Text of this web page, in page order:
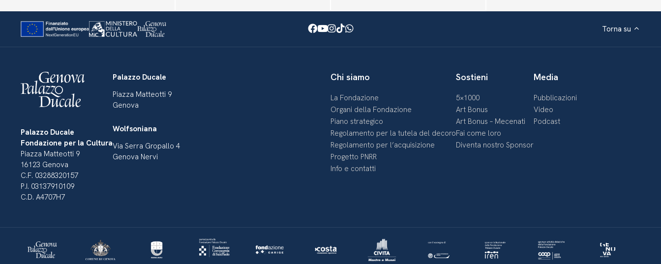
Facebook
Youtube
Instagram
TikTok
WhatsApp Torna su
Palazzo Ducale
Fondazione per la Cultura
Piazza Matteotti 9
16123 Genova
C.F. 03288320157
P.I. 03137910109
C.D. A4707H7
Palazzo Ducale
Piazza Matteotti 9
Genova
Wolfsoniana
Via Serra Gropallo 4
Genova Nervi
Chi siamo
La Fondazione
Organi della Fondazione
Piano strategico
Regolamento per la tutela del decoro
Regolamento per l’acquisizione
Progetto PNRR
Info e contatti
Sostieni
5×1000
Art Bonus
Art Bonus – Mecenati
Fai come loro
Diventa nostro Sponsor
Media
Pubblicazioni
Video
Podcast